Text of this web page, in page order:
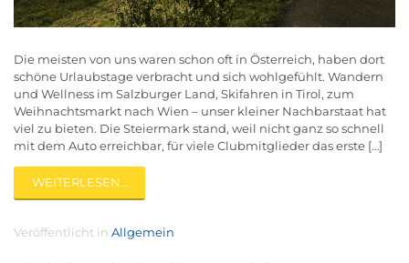
Die meisten von uns waren schon oft in Österreich, haben dort
schöne Urlaubstage verbracht und sich wohlgefühlt. Wandern
und Wellness im Salzburger Land, Skifahren in Tirol, zum
Weihnachtsmarkt nach Wien – unser kleiner Nachbarstaat hat
viel zu bieten. Die Steiermark stand, weil nicht ganz so schnell
mit dem Auto erreichbar, für viele Clubmitglieder das erste […]
WEITERLESEN…
Veröffentlicht in Allgemein